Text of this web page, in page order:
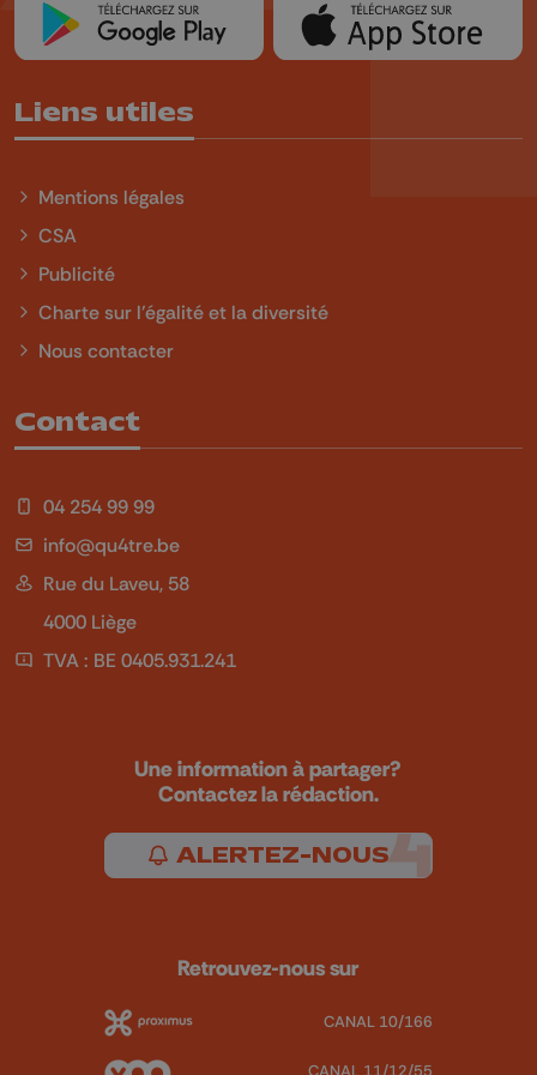
Liens utiles
Mentions légales
CSA
Publicité
Charte sur l'égalité et la diversité
Nous contacter
Contact
04 254 99 99
info@qu4tre.be
Rue du Laveu, 58
4000 Liège
TVA : BE 0405.931.241
Une information à partager?
Contactez la rédaction.
ALERTEZ-NOUS
Retrouvez-nous sur
CANAL 10/166
CANAL 11/12/55